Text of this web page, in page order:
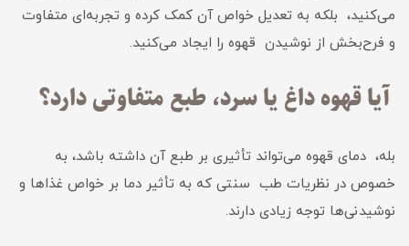
می‌کنید، بلکه به تعدیل خواص آن کمک کرده و تجربه‌ای متفاوت
و فرح‌بخش از نوشیدن قهوه را ایجاد می‌کنید.
آیا قهوه داغ یا سرد، طبع متفاوتی دارد؟
بله، دمای قهوه می‌تواند تأثیری بر طبع آن داشته باشد، به
خصوص در نظریات طب سنتی که به تأثیر دما بر خواص غذاها و
نوشیدنی‌ها توجه زیادی دارند.